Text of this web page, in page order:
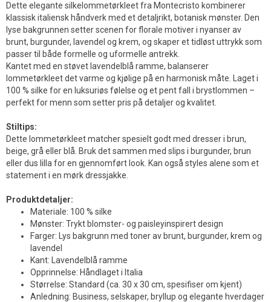
Dette elegante silkelommetørkleet fra Montecristo kombinerer
klassisk italiensk håndverk med et detaljrikt, botanisk mønster. Den
lyse bakgrunnen setter scenen for florale motiver i nyanser av
brunt, burgunder, lavendel og krem, og skaper et tidløst uttrykk som
passer til både formelle og uformelle antrekk.
Kantet med en støvet lavendelblå ramme, balanserer
lommetørkleet det varme og kjølige på en harmonisk måte. Laget i
100 % silke for en luksuriøs følelse og et pent fall i brystlommen –
perfekt for menn som setter pris på detaljer og kvalitet.
Stiltips:
Dette lommetørkleet matcher spesielt godt med dresser i brun,
beige, grå eller blå. Bruk det sammen med slips i burgunder, brun
eller dus lilla for en gjennomført look. Kan også styles alene som et
statement i en mørk dressjakke.
Produktdetaljer:
Materiale: 100 % silke
Mønster: Trykt blomster- og paisleyinspirert design
Farger: Lys bakgrunn med toner av brunt, burgunder, krem og
lavendel
Kant: Lavendelblå ramme
Opprinnelse: Håndlaget i Italia
Størrelse: Standard (ca. 30 x 30 cm, spesifiser om kjent)
Anledning: Business, selskaper, bryllup og elegante hverdager